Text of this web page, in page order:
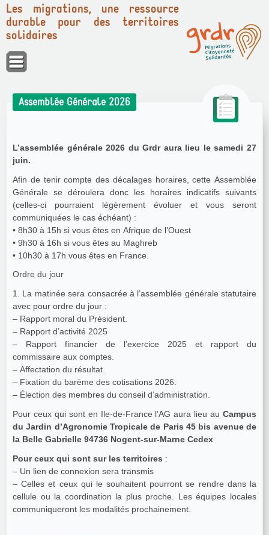
Panneau de gestion des cookies
Les migrations, une ressource
durable pour des territoires
solidaires
Assemblée Générale 2026
L’assemblée générale 2026 du Grdr aura lieu le samedi 27
juin.
Afin de tenir compte des décalages horaires, cette Assemblée
Générale se déroulera donc les horaires indicatifs suivants
(celles-ci pourraient légèrement évoluer et vous seront
communiquées le cas échéant) :
• 8h30 à 15h si vous êtes en Afrique de l’Ouest
• 9h30 à 16h si vous êtes au Maghreb
• 10h30 à 17h vous êtes en France.
Ordre du jour
1. La matinée sera consacrée à l’assemblée générale statutaire
avec pour ordre du jour :
– Rapport moral du Président.
– Rapport d’activité 2025
– Rapport financier de l’exercice 2025 et rapport du
commissaire aux comptes.
– Affectation du résultat.
– Fixation du barème des cotisations 2026.
– Élection des membres du conseil d’administration.
Pour ceux qui sont en Ile-de-France l’AG aura lieu au Campus
du Jardin d’Agronomie Tropicale de Paris 45 bis avenue de
la Belle Gabrielle 94736 Nogent-sur-Marne Cedex
Pour ceux qui sont sur les territoires :
– Un lien de connexion sera transmis
– Celles et ceux qui le souhaitent pourront se rendre dans la
cellule ou la coordination la plus proche. Les équipes locales
communiqueront les modalités prochainement.